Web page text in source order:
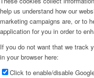
help us understand how our
marketing campaigns are, or to
application for you in order to
If you do not want that we track
in your browser here:
Click to enable/disable